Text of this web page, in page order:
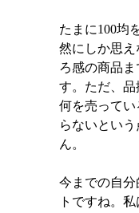
たまに100均
然にしか思
ろ感の商品
す。ただ、品
何を売って
らないとい
ん。
今までの自分
トですね。